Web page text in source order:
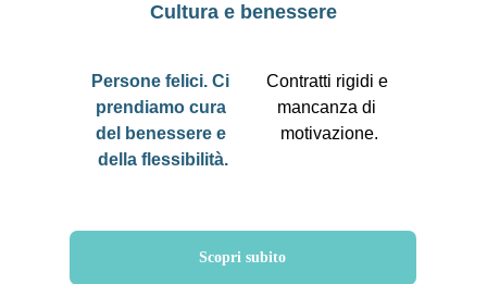
Scopri subito
Persone felici. Ci
prendiamo cura
del benessere e
della flessibilità.
Cultura e benessere
Contratti rigidi e
mancanza di
motivazione.